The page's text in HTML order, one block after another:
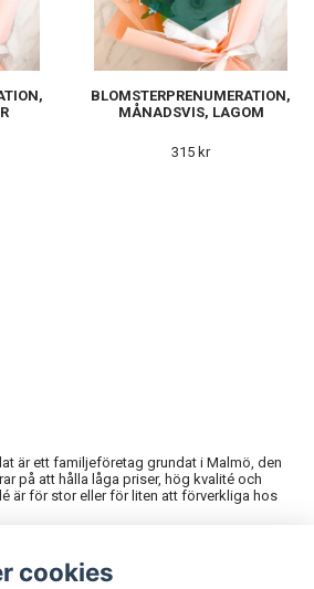
BLOMSTERPRENUMERATION,
MÅNADSVIS, LAGOM
315 kr
är ett familjeföretag grundat i Malmö, den
på att hålla låga priser, hög kvalité och
är för stor eller för liten att förverkliga hos
cookies